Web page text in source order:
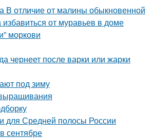
отличие от малины обыкновенной
от муравьев в доме
моркови
чернеет после варки или жарки
под зиму
для Средней полосы России
сентябре